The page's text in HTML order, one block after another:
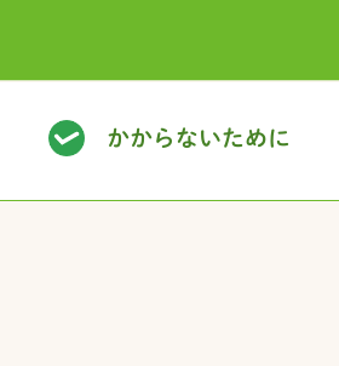
かからないために